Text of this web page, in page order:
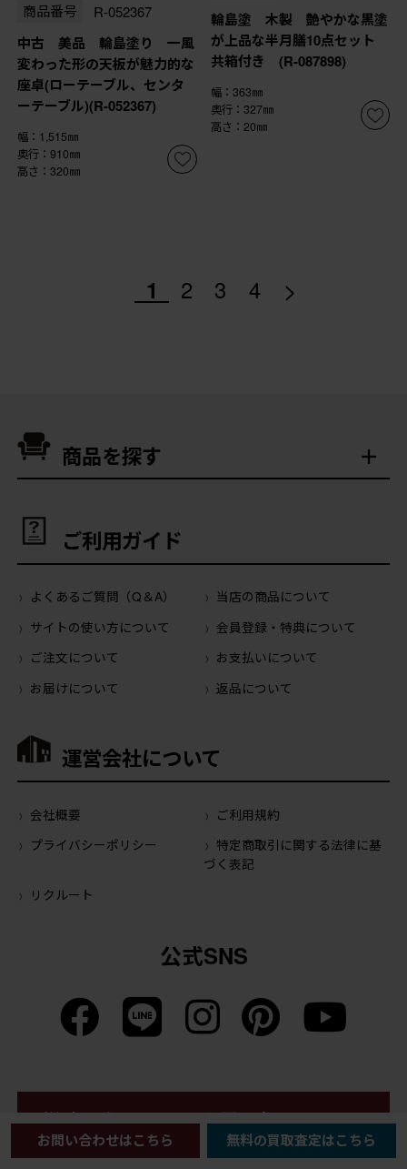
商品番号 R-052367
中古 美品 輪島塗り 一風
変わった形の天板が魅力的な
座卓(ローテーブル、センタ
ーテーブル)(R-052367)
幅：1,515㎜
奥行：910㎜
高さ：320㎜
輪島塗 木製 艶やかな黒塗
が上品な半月膳10点セット
共箱付き (R-087898)
幅：363㎜
奥行：327㎜
高さ：20㎜
1 2 3 4 >
商品を探す
ご利用ガイド
よくあるご質問（Q＆A）
当店の商品について
サイトの使い方について
会員登録・特典について
ご注文について
お支払いについて
お届けについて
返品について
運営会社について
会社概要
ご利用規約
プライバシーポリシー
特定商取引に関する法律に基
づく表記
リクルート
公式SNS
ご注文・商品に関するお問い合わせはこちら
お問い合わせはこちら 無料の買取査定はこちら